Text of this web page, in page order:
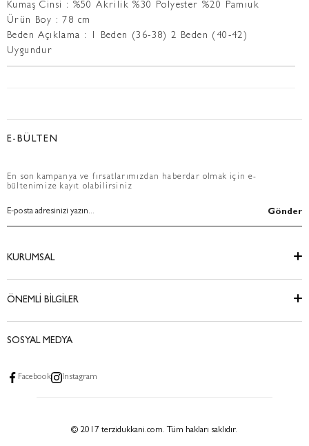
Kumaş Cinsi : %50 Akrilik %30 Polyester %20 Pamıuk
Ürün Boy : 78 cm
Beden Açıklama : 1 Beden (36-38) 2 Beden (40-42)
Uygundur
E-BÜLTEN
En son kampanya ve fırsatlarımızdan haberdar olmak için e-
bültenimize kayıt olabilirsiniz
Gönder
KURUMSAL
ÖNEMLİ BİLGİLER
SOSYAL MEDYA
Facebook Instagram
© 2017 terzidukkani.com. Tüm hakları saklıdır.